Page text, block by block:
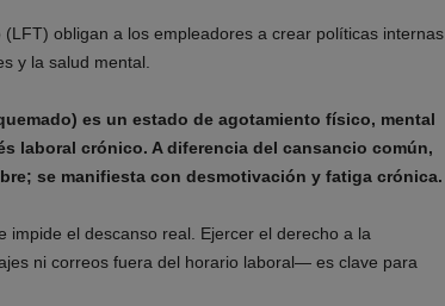
obligan a los empleadores a crear políticas internas
y la salud mental.
es un estado de agotamiento físico, mental
laboral crónico. A diferencia del cansancio común,
se manifiesta con desmotivación y fatiga crónica.
impide el descanso real. Ejercer el derecho a la
ni correos fuera del horario laboral— es clave para